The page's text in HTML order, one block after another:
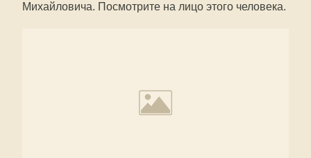
Михайловича. Посмотрите на лицо этого человека.